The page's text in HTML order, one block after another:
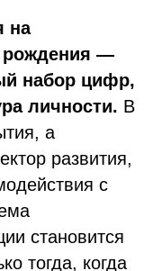
на
рождения —
набор цифр,
личности. В
а
развития,
с
становится
тогда, когда